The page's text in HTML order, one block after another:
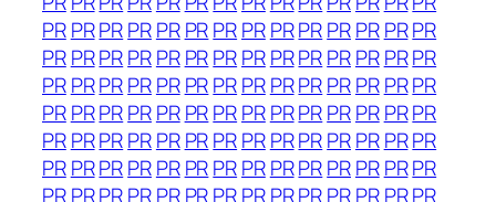
PRPRPRPRPR PRPRPRPRPRPRPR PRPR
PRPRPRPRPR PRPRPRPRPRPRPR PRPR
PRPRPRPRPR PRPRPRPRPRPRPR PRPR
PRPRPRPRPR PRPRPRPRPRPRPR PRPR
PRPRPRPRPR PRPRPRPRPRPRPR PRPR
PRPRPRPRPR PRPRPRPRPRPRPR PRPR
PRPRPRPRPR PRPRPRPRPRPRPR PRPR